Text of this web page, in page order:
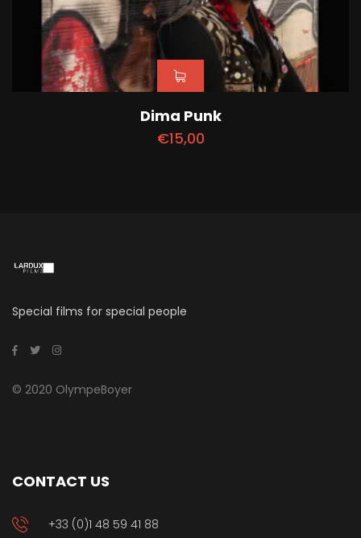
Dima Punk
€15,00
Special films for special people
© 2020 OlympeBoyer
CONTACT US
+33 (0)1 48 59 41 88